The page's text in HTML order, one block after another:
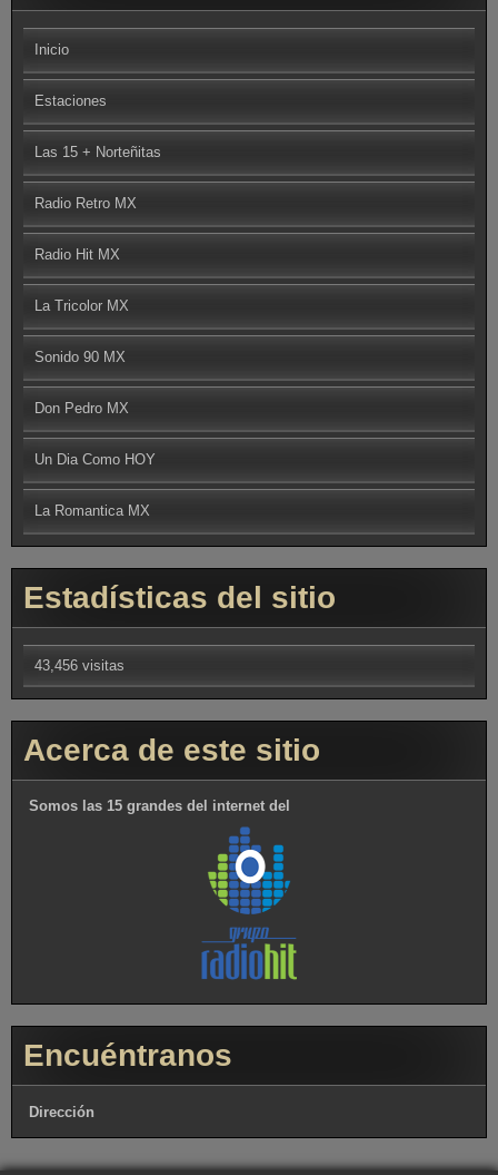
Inicio
Estaciones
Las 15 + Norteñitas
Radio Retro MX
Radio Hit MX
La Tricolor MX
Sonido 90 MX
Don Pedro MX
Un Dia Como HOY
La Romantica MX
Estadísticas del sitio
43,456 visitas
Acerca de este sitio
Somos las 15 grandes del internet del
Encuéntranos
Dirección